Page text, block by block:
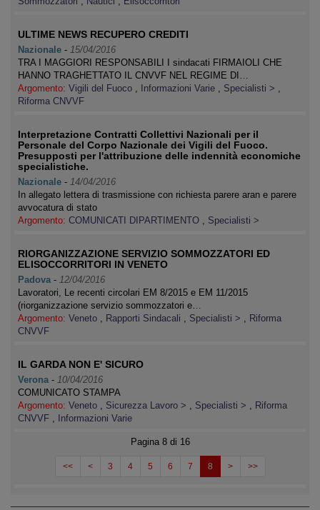
ULTIME NEWS RECUPERO CREDITI
Nazionale - 15/04/2016
TRA I MAGGIORI RESPONSABILI I sindacati FIRMAIOLI CHE
HANNO TRAGHETTATO IL CNVVF NEL REGIME DI…
Argomento: Vigili del Fuoco , Informazioni Varie , Specialisti > ,
Riforma CNVVF
Interpretazione Contratti Collettivi Nazionali per il
Personale del Corpo Nazionale dei Vigili del Fuoco.
Presupposti per l'attribuzione delle indennità economiche
specialistiche.
Nazionale - 14/04/2016
In allegato lettera di trasmissione con richiesta parere aran e parere
avvocatura di stato
Argomento: COMUNICATI DIPARTIMENTO , Specialisti >
RIORGANIZZAZIONE SERVIZIO SOMMOZZATORI ED
ELISOCCORRITORI IN VENETO
Padova - 12/04/2016
Lavoratori, Le recenti circolari EM 8/2015 e EM 11/2015
(riorganizzazione servizio sommozzatori e…
Argomento: Veneto , Rapporti Sindacali , Specialisti > , Riforma
CNVVF
IL GARDA NON E' SICURO
Verona - 10/04/2016
COMUNICATO STAMPA
Argomento: Veneto , Sicurezza Lavoro > , Specialisti > , Riforma
CNVVF , Informazioni Varie
Pagina 8 di 16
<< < 3 4 5 6 7 8 > >>